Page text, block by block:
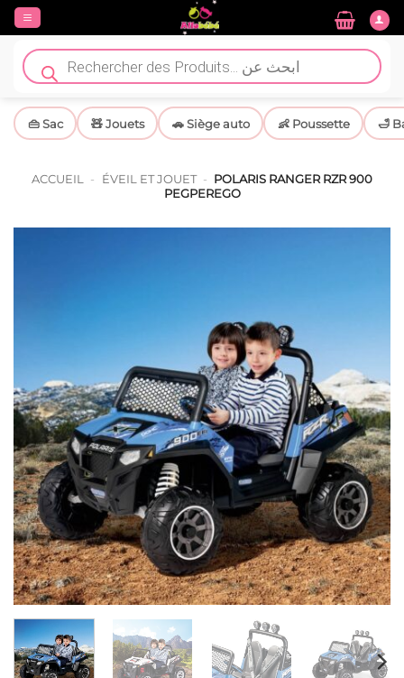
Passer
contenu
Recherche
de
produits
👜 Sac 🧸 Jouets 🚗 Siège auto 👶 Poussette 🛁
ACCUEIL - ÉVEIL ET JOUET - POLARIS RANGER RZR 900
PEGPEREGO